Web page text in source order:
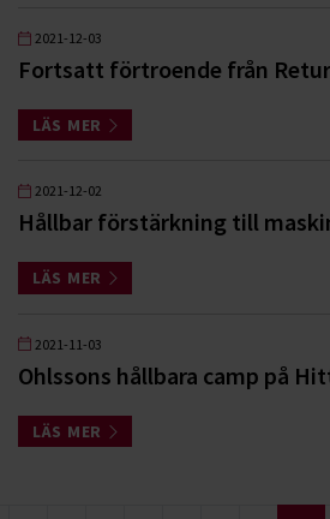
2021-12-03
Fortsatt förtroende från
LÄS MER
2021-12-02
Hållbar förstärkning till
LÄS MER
2021-11-03
Ohlssons hållbara camp på
LÄS MER